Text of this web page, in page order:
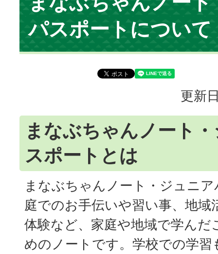
パスポートについて
更新
まなぶちゃんノート
スポートとは
まなぶちゃんノート・ジュニ
庭でのお手伝いや習い事、地域
体験など、家庭や地域で学んだ
めのノートです。学校での学